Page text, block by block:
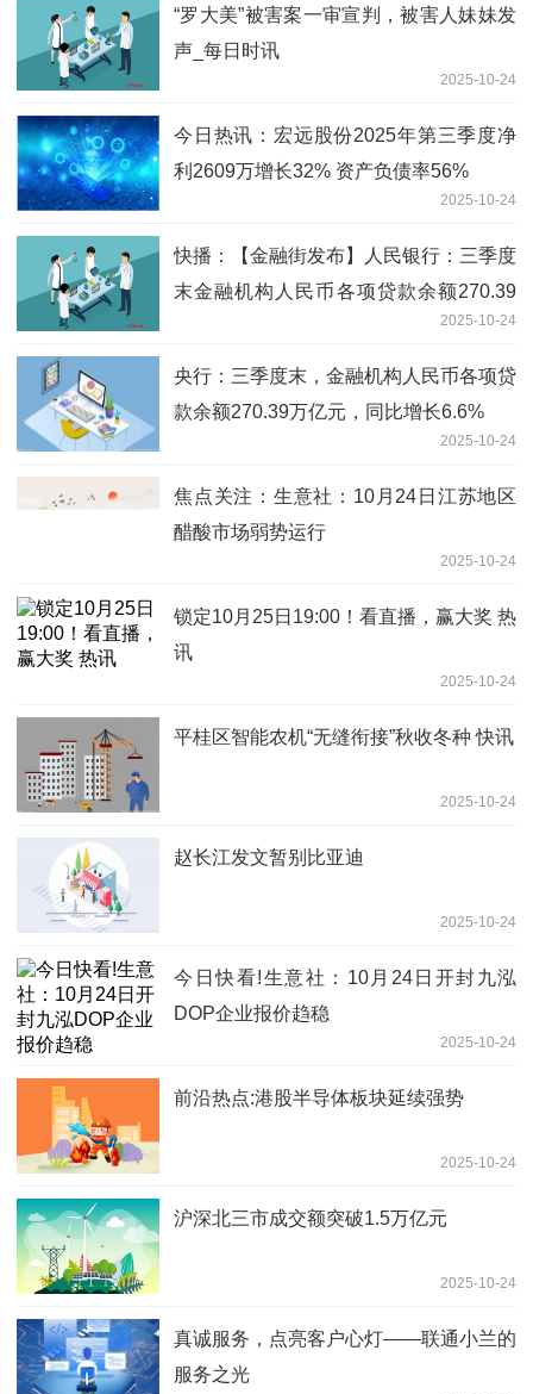
“罗大美”被害案一审宣判，被害人妹妹发
声_每日时讯
2025-10-24
今日热讯：宏远股份2025年第三季度净
利2609万增长32% 资产负债率56%
2025-10-24
快播：【金融街发布】人民银行：三季度
末金融机构人民币各项贷款余额270.39
2025-10-24
央行：三季度末，金融机构人民币各项贷
款余额270.39万亿元，同比增长6.6%
2025-10-24
焦点关注：生意社：10月24日江苏地区
醋酸市场弱势运行
2025-10-24
锁定10月25日19:00！看直播，赢大奖 热
讯
2025-10-24
平桂区智能农机“无缝衔接”秋收冬种 快讯
2025-10-24
赵长江发文暂别比亚迪
2025-10-24
今日快看!生意社：10月24日开封九泓
DOP企业报价趋稳
2025-10-24
前沿热点:港股半导体板块延续强势
2025-10-24
沪深北三市成交额突破1.5万亿元
2025-10-24
真诚服务，点亮客户心灯——联通小兰的
服务之光